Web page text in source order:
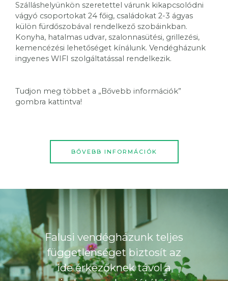
Szálláshelyünkön szeretettel várunk kikapcsolódni
vágyó csoportokat 24 főig, családokat 2-3 ágyas
külön fürdőszobával rendelkező szobáinkban.
Konyha, hatalmas udvar, szalonnasütési, grillezési,
kemencézési lehetőséget kínálunk. Vendégházunk
ingyenes WIFI szolgáltatással rendelkezik.
Tudjon meg többet a „Bővebb információk”
gombra kattintva!
BŐVEBB INFORMÁCIÓK
Falusi vendégházunk teljes
függetlenséget biztosít az
ide érkezőknek távol a